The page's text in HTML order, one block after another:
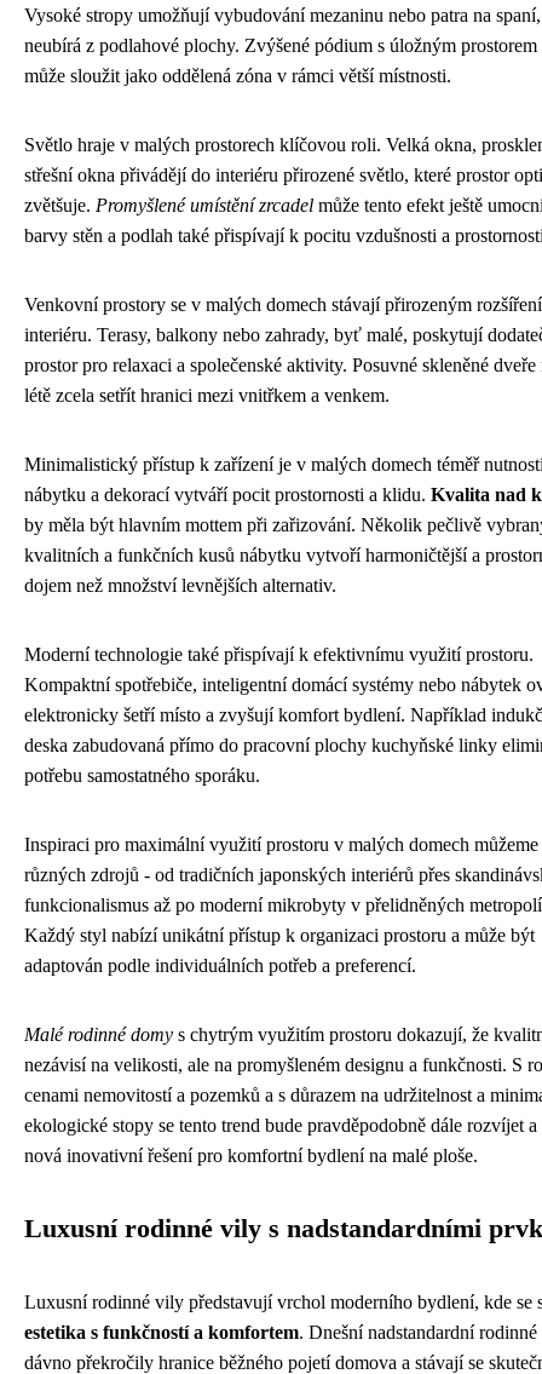
Vysoké stropy umožňují vybudování mezaninu nebo patra na
neubírá z podlahové plochy. Zvýšené pódium s úložným
může sloužit jako oddělená zóna v rámci větší místnosti.
Světlo hraje v malých prostorech klíčovou roli. Velká okna,
střešní okna přivádějí do interiéru přirozené světlo, které prostor
zvětšuje. Promyšlené umístění zrcadel může tento efekt ještě
barvy stěn a podlah také přispívají k pocitu vzdušnosti a
Venkovní prostory se v malých domech stávají přirozeným
interiéru. Terasy, balkony nebo zahrady, byť malé, poskytují
prostor pro relaxaci a společenské aktivity. Posuvné skleněné
létě zcela setřít hranici mezi vnitřkem a venkem.
Minimalistický přístup k zařízení je v malých domech téměř
nábytku a dekorací vytváří pocit prostornosti a klidu. Kvalita nad
by měla být hlavním mottem při zařizování. Několik pečlivě
kvalitních a funkčních kusů nábytku vytvoří harmoničtější a
dojem než množství levnějších alternativ.
Moderní technologie také přispívají k efektivnímu využití prostoru.
Kompaktní spotřebiče, inteligentní domácí systémy nebo nábytek
elektronicky šetří místo a zvyšují komfort bydlení. Například
deska zabudovaná přímo do pracovní plochy kuchyňské linky
potřebu samostatného sporáku.
Inspiraci pro maximální využití prostoru v malých domech můžeme
různých zdrojů - od tradičních japonských interiérů přes
funkcionalismus až po moderní mikrobyty v přelidněných
Každý styl nabízí unikátní přístup k organizaci prostoru a může být
adaptován podle individuálních potřeb a preferencí.
Malé rodinné domy s chytrým využitím prostoru dokazují, že
nezávisí na velikosti, ale na promyšleném designu a funkčnosti. S
cenami nemovitostí a pozemků a s důrazem na udržitelnost a
ekologické stopy se tento trend bude pravděpodobně dále rozvíjet a
nová inovativní řešení pro komfortní bydlení na malé ploše.
Luxusní rodinné vily s nadstandardními
Luxusní rodinné vily představují vrchol moderního bydlení, kde se
estetika s funkčností a komfortem. Dnešní nadstandardní
dávno překročily hranice běžného pojetí domova a stávají se